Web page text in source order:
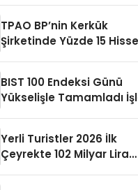
Yapıldı
TPAO BP’nin Kerkük
Şirketinde Yüzde 15 Hisse
BIST 100 Endeksi Günü
Yükselişle Tamamladı
Yerli Turistler 2026 İlk
Çeyrekte 102 Milyar Lira